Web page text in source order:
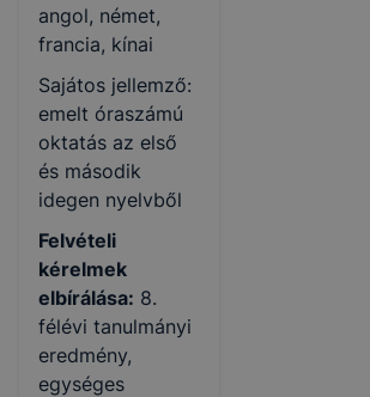
angol, német,
francia, kínai
Sajátos jellemző:
emelt óraszámú
oktatás az első
és második
idegen nyelvből
Felvételi
kérelmek
elbírálása: 8.
félévi tanulmányi
eredmény,
egységes